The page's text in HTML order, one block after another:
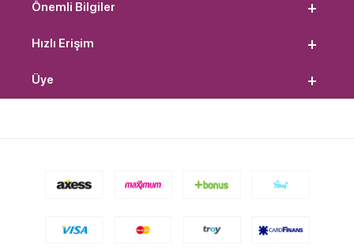
Önemli Bilgiler
Hızlı Erişim
Üye